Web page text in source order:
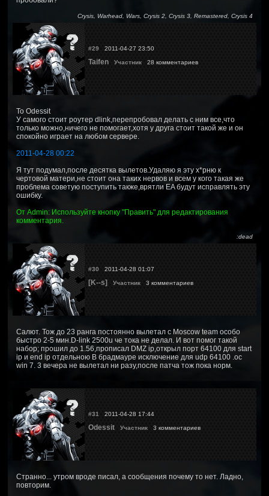
Crysis, Warhead, Wars, Crysis 2, Crysis 3, Remastered, Crysis 4
#29 2011-04-27 23:50
Taifen Участник 28 комментариев
To Odessit
У самого стоит роутер dlink,перепробовал делать с ним все,что
только можно,ничего не помогает,хотя у друга стоит такой же и он
спокойно играет на любом сервере.
2011-04-28 00:22
Я тут подумал,после десятка вылетов.Удаляю я эту х*рню к
чертовой матери,не стоит она таких нервов и всем у кого такая же
проблема советую поступить также,врятли EA будут исправлять эту
ошибку.
От Admin: Используйте кнопку "Править" для редактирования
комментария.
:dead
#30 2011-04-28 01:07
[K--s] Участник 3 комментариев
Салют. Тож до 23 ранга постоянно вылетал с Moscow team особо
быстро 2-5 мин.D-link 2500u че тока не делал. И вот помог такой
набор; прошил до 1.56,прописал DMZ ip,открыл порт 64100 для start
ip и end ip отдельною В брадмауре исключение для udp 64100 .oc
win 7. 3 вечера не вылетал ни разу,после патча тож пока норм.
#31 2011-04-28 17:44
Odessit Участник 3 комментариев
Странно... утром вроде писал, а сообщения почему то нет. Ладно,
повторим.